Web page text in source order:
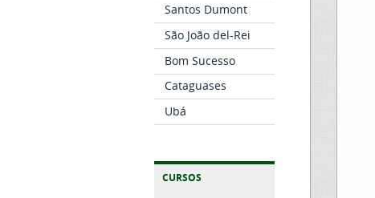
Santos Dumont
São João del-Rei
Bom Sucesso
Cataguases
Ubá
CURSOS